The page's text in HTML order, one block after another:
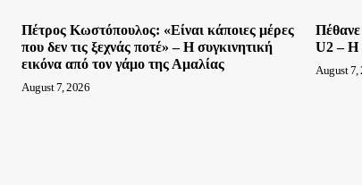
Πέτρος Κωστόπουλος: «Είναι κάποιες μέρες
που δεν τις ξεχνάς ποτέ» – Η συγκινητική
εικόνα από τον γάμο της Αμαλίας
August 7, 2026
U2 – Η
August 7,